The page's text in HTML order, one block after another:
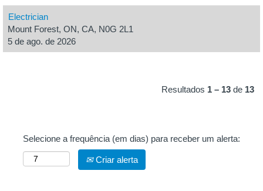
Electrician
Mount Forest, ON, CA, N0G 2L1
5 de ago. de 2026
Resultados 1 – 13 de 13
Selecione a frequência (em dias) para receber um alerta:
Criar alerta